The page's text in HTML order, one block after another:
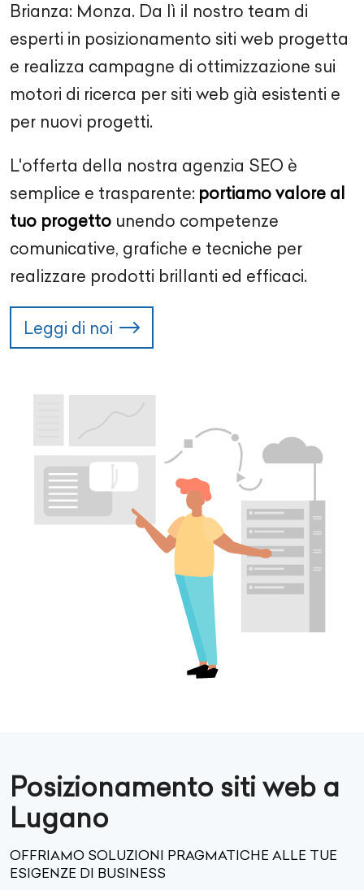
Brianza: Monza. Da lì il nostro team di
esperti in posizionamento siti web progetta
e realizza campagne di ottimizzazione sui
motori di ricerca per siti web già esistenti e
per nuovi progetti.
L'offerta della nostra agenzia SEO è
semplice e trasparente: portiamo valore al
tuo progetto unendo competenze
comunicative, grafiche e tecniche per
realizzare prodotti brillanti ed efficaci.
Leggi di noi
Posizionamento siti web a
Lugano
OFFRIAMO SOLUZIONI PRAGMATICHE ALLE TUE
ESIGENZE DI BUSINESS